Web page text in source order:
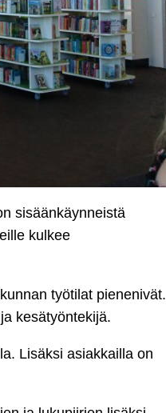
sisäänkäynneistä
kulkee
työtilat pienenivät.
kesätyöntekijä.
Lisäksi asiakkailla on